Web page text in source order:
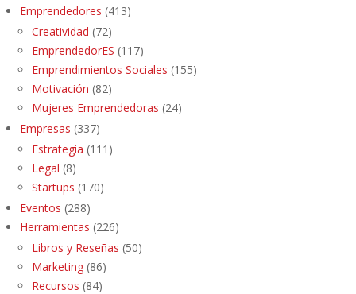
Emprendedores (413)
Creatividad (72)
EmprendedorES (117)
Emprendimientos Sociales (155)
Motivación (82)
Mujeres Emprendedoras (24)
Empresas (337)
Estrategia (111)
Legal (8)
Startups (170)
Eventos (288)
Herramientas (226)
Libros y Reseñas (50)
Marketing (86)
Recursos (84)